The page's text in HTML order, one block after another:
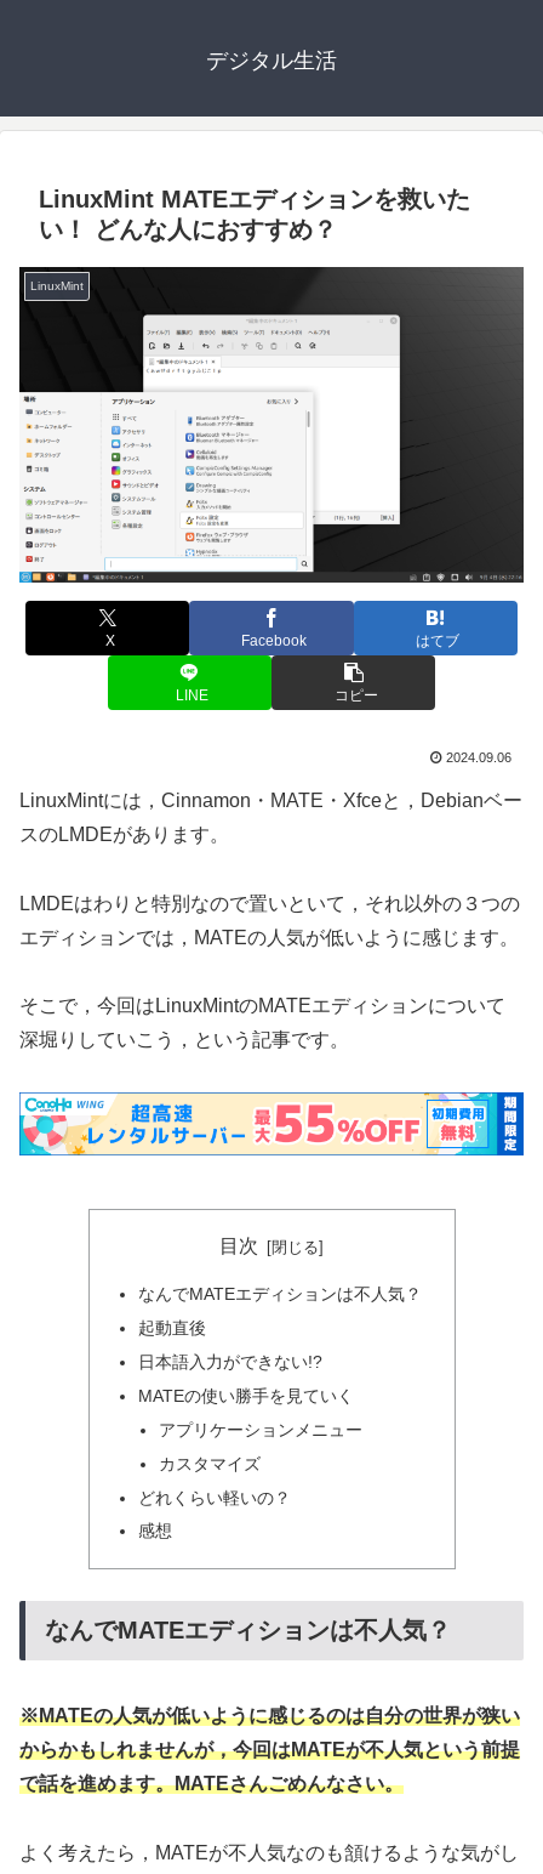
デジタル生活
LinuxMint MATEエディションを救いた
い！ どんな人におすすめ？
LinuxMint
X Facebook はてブ
LINE コピー
2024.09.06
LinuxMintには，Cinnamon・MATE・Xfceと，Debianベー
スのLMDEがあります。
LMDEはわりと特別なので置いといて，それ以外の３つの
エディションでは，MATEの人気が低いように感じます。
そこで，今回はLinuxMintのMATEエディションについて
深堀りしていこう，という記事です。
目次
なんでMATEエディションは不人気？
起動直後
日本語入力ができない!?
MATEの使い勝手を見ていく
アプリケーションメニュー
カスタマイズ
どれくらい軽いの？
感想
なんでMATEエディションは不人気？
※MATEの人気が低いように感じるのは自分の世界が狭い
からかもしれませんが，今回はMATEが不人気という前提
で話を進めます。MATEさんごめんなさい。
よく考えたら，MATEが不人気なのも頷けるような気がし